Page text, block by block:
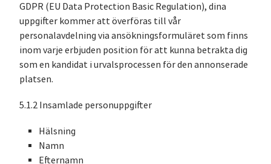
GDPR (EU Data Protection Basic Regulation), dina
uppgifter kommer att överföras till vår
personalavdelning via ansökningsformuläret som finns
inom varje erbjuden position för att kunna betrakta dig
som en kandidat i urvalsprocessen för den annonserade
platsen.
5.1.2 Insamlade personuppgifter
Hälsning
Namn
Efternamn